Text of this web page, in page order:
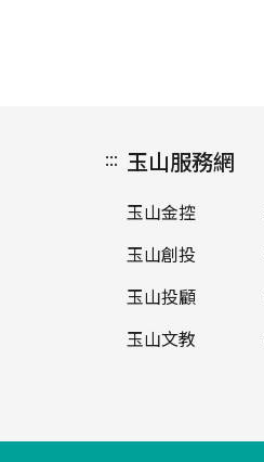
::: 玉山服務網
玉山金控
玉山創投
玉山投顧
玉山文教